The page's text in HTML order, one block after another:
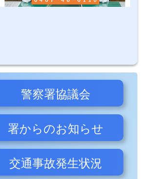
警察署協議会
署からのお知らせ
交通事故発生状況